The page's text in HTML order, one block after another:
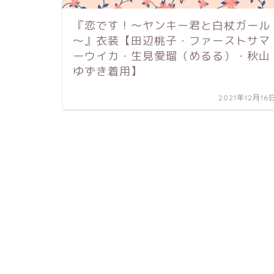
『恋です！～ヤンキー君と白杖ガール
～』衣装【田辺桃子・ファーストサマ
ーウイカ・生見愛瑠（めるる）・秋山
ゆずき着用】
2021年12月16